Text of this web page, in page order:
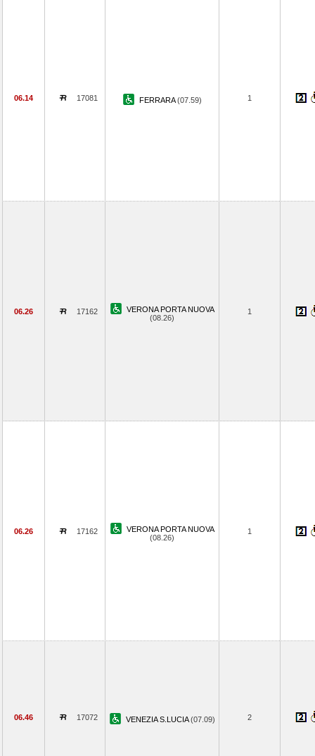
06.14 17081 FERRARA(07.59) 1
06.26 17162
VERONA PORTA NUOVA
(08.26)
1
06.26 17162
VERONA PORTA NUOVA
(08.26)
1
06.46 17072 VENEZIA S.LUCIA(07.09) 2